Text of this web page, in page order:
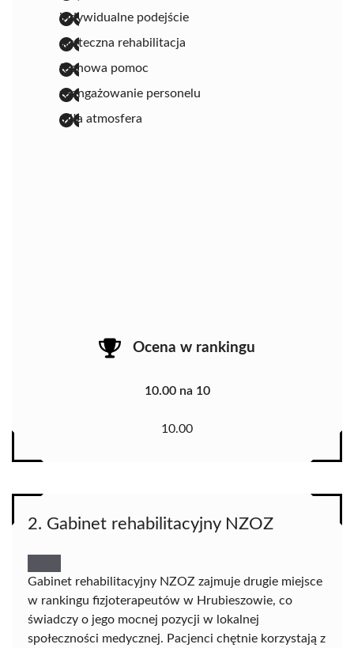
indywidualne podejście
skuteczna rehabilitacja
fachowa pomoc
zaangażowanie personelu
miła atmosfera
Ocena w rankingu
10.00 na 10
10.00
2. Gabinet rehabilitacyjny NZOZ
Gabinet rehabilitacyjny NZOZ zajmuje drugie miejsce
w rankingu fizjoterapeutów w Hrubieszowie, co
świadczy o jego mocnej pozycji w lokalnej
społeczności medycznej. Pacjenci chętnie korzystają z